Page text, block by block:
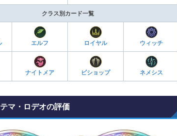
クラス別カード一覧
エルフ ロイヤル ウィッチ
ナイトメア ビショップ ネメシス
マ・ロデオの評価